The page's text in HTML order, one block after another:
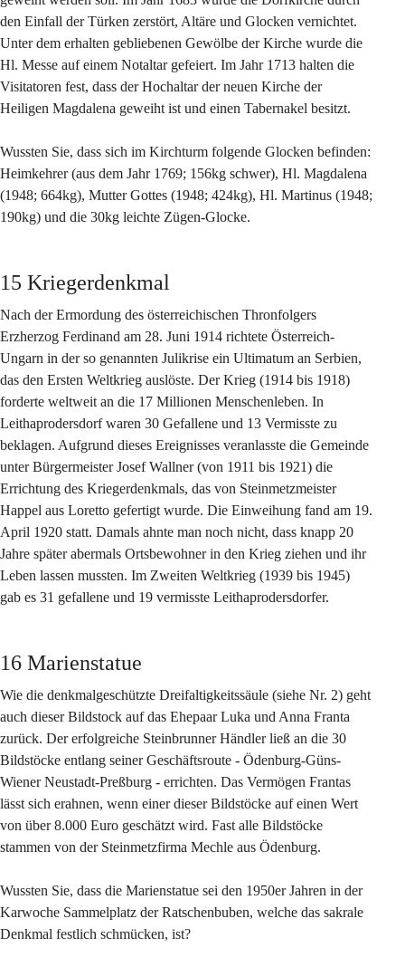
den Einfall der Türken zerstört, Altäre und Glocken vernichtet.
Unter dem erhalten gebliebenen Gewölbe der Kirche wurde die
Hl. Messe auf einem Notaltar gefeiert. Im Jahr 1713 halten die
Visitatoren fest, dass der Hochaltar der neuen Kirche der
Heiligen Magdalena geweiht ist und einen Tabernakel besitzt.
Wussten Sie, dass sich im Kirchturm folgende Glocken befinden:
Heimkehrer (aus dem Jahr 1769; 156kg schwer), Hl. Magdalena
(1948; 664kg), Mutter Gottes (1948; 424kg), Hl. Martinus (1948;
190kg) und die 30kg leichte Zügen-Glocke.
15 Kriegerdenkmal
Nach der Ermordung des österreichischen Thronfolgers
Erzherzog Ferdinand am 28. Juni 1914 richtete Österreich-
Ungarn in der so genannten Julikrise ein Ultimatum an Serbien,
das den Ersten Weltkrieg auslöste. Der Krieg (1914 bis 1918)
forderte weltweit an die 17 Millionen Menschenleben. In
Leithaprodersdorf waren 30 Gefallene und 13 Vermisste zu
beklagen. Aufgrund dieses Ereignisses veranlasste die Gemeinde
unter Bürgermeister Josef Wallner (von 1911 bis 1921) die
Errichtung des Kriegerdenkmals, das von Steinmetzmeister
Happel aus Loretto gefertigt wurde. Die Einweihung fand am 19.
April 1920 statt. Damals ahnte man noch nicht, dass knapp 20
Jahre später abermals Ortsbewohner in den Krieg ziehen und ihr
Leben lassen mussten. Im Zweiten Weltkrieg (1939 bis 1945)
gab es 31 gefallene und 19 vermisste Leithaprodersdorfer.
16 Marienstatue
Wie die denkmalgeschützte Dreifaltigkeitssäule (siehe Nr. 2) geht
auch dieser Bildstock auf das Ehepaar Luka und Anna Franta
zurück. Der erfolgreiche Steinbrunner Händler ließ an die 30
Bildstöcke entlang seiner Geschäftsroute - Ödenburg-Güns-
Wiener Neustadt-Preßburg - errichten. Das Vermögen Frantas
lässt sich erahnen, wenn einer dieser Bildstöcke auf einen Wert
von über 8.000 Euro geschätzt wird. Fast alle Bildstöcke
stammen von der Steinmetzfirma Mechle aus Ödenburg.
Wussten Sie, dass die Marienstatue sei den 1950er Jahren in der
Karwoche Sammelplatz der Ratschenbuben, welche das sakrale
Denkmal festlich schmücken, ist?